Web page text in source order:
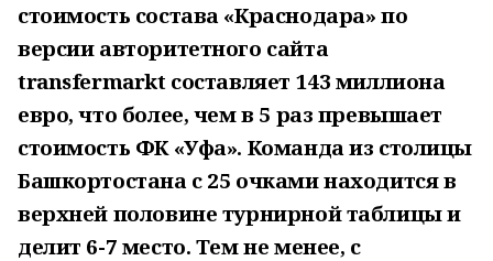
стоимость состава «Краснодара» по
версии авторитетного сайта
transfermarkt составляет 143 миллиона
евро, что более, чем в 5 раз превышает
стоимость ФК «Уфа». Команда из столицы
Башкортостана с 25 очками находится в
верхней половине турнирной таблицы и
делит 6-7 место. Тем не менее, с